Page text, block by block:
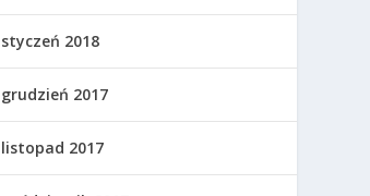
styczeń 2018
grudzień 2017
listopad 2017